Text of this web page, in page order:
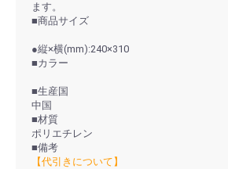
ます。
■商品サイズ
●縦×横(mm):240×310
■カラー
■生産国
中国
■材質
ポリエチレン
■備考
【代引きについて】